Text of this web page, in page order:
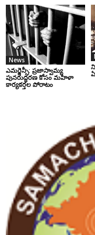
News
ఎమర్జెన్సీ: ప్రజాస్వామ్య
పునరుద్ధరణ కోసం మహిళా
కార్యకర్తల పోరాటం